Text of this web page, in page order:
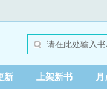
新 上架新书